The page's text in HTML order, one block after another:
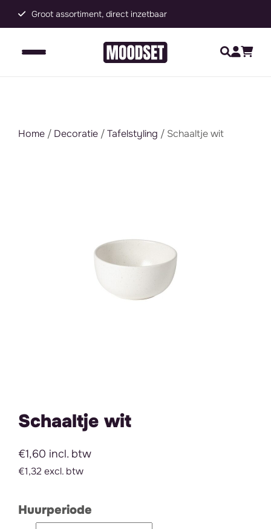
Groot assortiment, direct inzetbaar
Home / Decoratie /Tafelstyling / Schaaltje wit
Schaaltje wit
€1,60 incl. btw
€1,32 excl. btw
Huurperiode